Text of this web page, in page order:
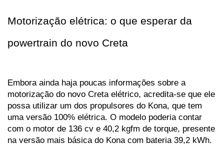
Motorização elétrica: o que esperar da
powertrain do novo Creta
Embora ainda haja poucas informações sobre a
motorização do novo Creta elétrico, acredita-se que ele
possa utilizar um dos propulsores do Kona, que tem
uma versão 100% elétrica. O modelo poderia contar
com o motor de 136 cv e 40,2 kgfm de torque, presente
na versão mais básica do Kona com bateria 39,2 kWh.